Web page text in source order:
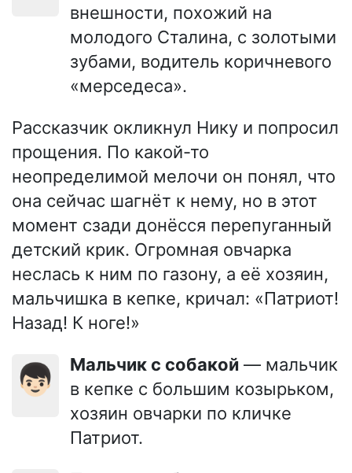
внешности, похожий на
молодого Сталина, с золотыми
зубами, водитель коричневого
«мерседеса».
Рассказчик окликнул Нику и попросил
прощения. По какой-то
неопределимой мелочи он понял, что
она сейчас шагнёт к нему, но в этот
момент сзади донёсся перепуганный
детский крик. Огромная овчарка
неслась к ним по газону, а её хозяин,
мальчишка в кепке, кричал: «Патриот!
Назад! К ноге!»
👦🏻 Мальчик с собакой — мальчик
в кепке с большим козырьком,
хозяин овчарки по кличке
Патриот.